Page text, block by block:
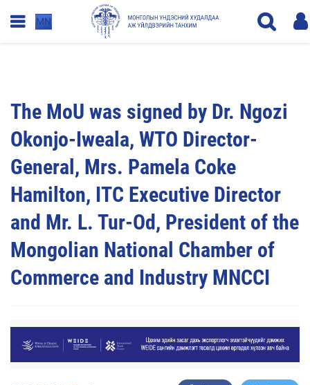
MN
The MoU was signed by Dr. Ngozi
Okonjo-Iweala, WTO Director-
General, Mrs. Pamela Coke
Hamilton, ITC Executive Director
and Mr. L. Tur-Od, President of the
Mongolian National Chamber of
Commerce and Industry MNCCI